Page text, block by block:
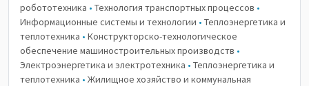
робототехника • Технология транспортных процессов •
Информационные системы и технологии • Теплоэнергетика и
теплотехника • Конструкторско-технологическое
обеспечение машиностроительных производств •
Электроэнергетика и электротехника • Теплоэнергетика и
теплотехника • Жилищное хозяйство и коммунальная